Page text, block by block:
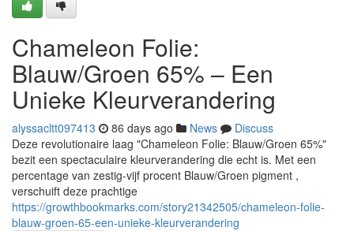
Chameleon Folie:
Blauw/Groen 65% – Een
Unieke Kleurverandering
alyssacltt097413 86 days ago News
Discuss
Deze revolutionaire laag "Chameleon Folie: Blauw/Groen 65%"
bezit een spectaculaire kleurverandering die echt is. Met een
percentage van zestig-vijf procent Blauw/Groen pigment ,
verschuift deze prachtige
https://growthbookmarks.com/story21342505/chameleon-folie-
blauw-groen-65-een-unieke-kleurverandering